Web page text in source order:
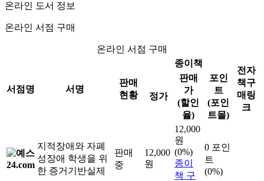
온라인 도서 정보
온라인 서점 구매
온라인 서점 구매
서점명 서명
판매
현황
종이책
전자
책구
매링
크
정가
판매
가
(할인
율)
포인
트
(포인
트몰)
지적장애와 자폐
성장애 학생을 위
한 증거기반실제
판매
중
12,000
원
12,000
원
(0%)
종이
책 구
0 포인
트
(0%)